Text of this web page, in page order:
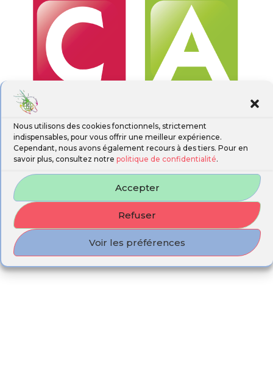
Nous utilisons des cookies fonctionnels, strictement
indispensables, pour vous offrir une meilleur expérience.
Cependant, nous avons également recours à des tiers. Pour en
savoir plus, consultez notre politique de confidentialité.
Accepter
Refuser
Voir les préférences